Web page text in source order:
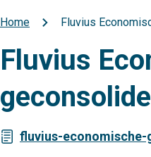
Kruimelpad
Home Fluvius
Fluvius
fluvius-